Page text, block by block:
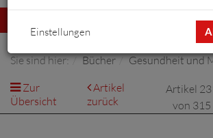
umschalten
Sie sind hier: Bücher
Gesundheit und
Zur
Übersicht
Artikel
zurück
Artikel
von 315
Einstellungen